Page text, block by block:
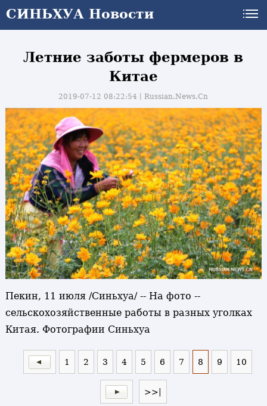
СИНЬХУА Новости
Летние заботы фермеров в
Китае
2019-07-12 08:22:54丨Russian.News.Cn
Пекин, 11 июля /Синьхуа/ -- На фото --
сельскохозяйственные работы в разных уголках
Китая. Фотографии Синьхуа
1 2 3 4 5 6 7 8 9 10
>>|